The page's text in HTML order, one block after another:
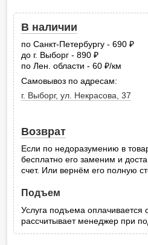
В наличии
по Санкт-Петербургу - 690
до г. Выборг - 890
по Лен. области - 60
руб.
/км
Самовывоз по адресам:
г. Выборг, ул. Некрасова, 37
Возврат
Если по недоразумению в
бесплатно его заменим и
счет. Или вернём его полную
Подъем
Услуга подъема оплачивается
рассчитывает менеджер при